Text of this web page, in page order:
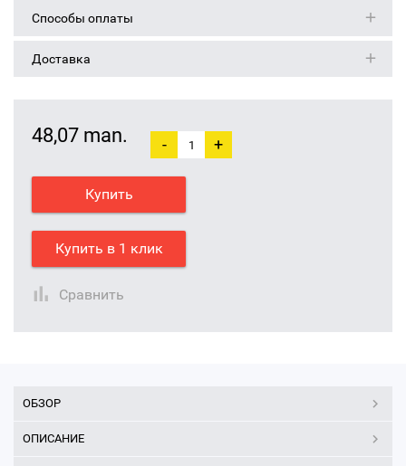
Способы оплаты
Доставка
48,07 man. - +
Купить
Купить в 1 клик
Сравнить
ОБЗОР
ОПИСАНИЕ